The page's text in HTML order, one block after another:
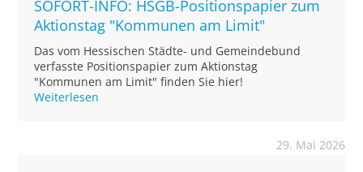
SOFORT-INFO: HSGB-Positionspapier zum
Aktionstag "Kommunen am Limit"
Das vom Hessischen Städte- und Gemeindebund
verfasste Positionspapier zum Aktionstag
"Kommunen am Limit" finden Sie hier!
Weiterlesen
29. Mai 2026